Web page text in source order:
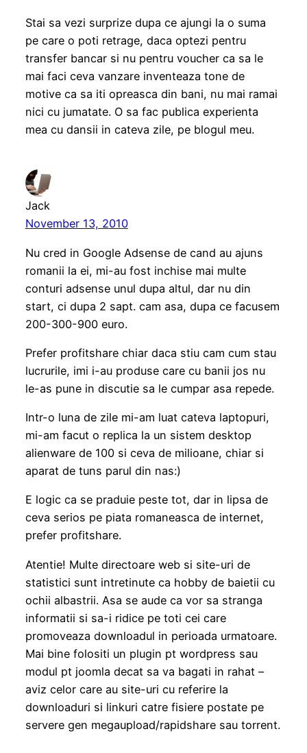
Stai sa vezi surprize dupa ce ajungi la o suma
pe care o poti retrage, daca optezi pentru
transfer bancar si nu pentru voucher ca sa le
mai faci ceva vanzare inventeaza tone de
motive ca sa iti opreasca din bani, nu mai ramai
nici cu jumatate. O sa fac publica experienta
mea cu dansii in cateva zile, pe blogul meu.
Jack
November 13, 2010
Nu cred in Google Adsense de cand au ajuns
romanii la ei, mi-au fost inchise mai multe
conturi adsense unul dupa altul, dar nu din
start, ci dupa 2 sapt. cam asa, dupa ce facusem
200-300-900 euro.
Prefer profitshare chiar daca stiu cam cum stau
lucrurile, imi i-au produse care cu banii jos nu
le-as pune in discutie sa le cumpar asa repede.
Intr-o luna de zile mi-am luat cateva laptopuri,
mi-am facut o replica la un sistem desktop
alienware de 100 si ceva de milioane, chiar si
aparat de tuns parul din nas:)
E logic ca se praduie peste tot, dar in lipsa de
ceva serios pe piata romaneasca de internet,
prefer profitshare.
Atentie! Multe directoare web si site-uri de
statistici sunt intretinute ca hobby de baietii cu
ochii albastrii. Asa se aude ca vor sa stranga
informatii si sa-i ridice pe toti cei care
promoveaza downloadul in perioada urmatoare.
Mai bine folositi un plugin pt wordpress sau
modul pt joomla decat sa va bagati in rahat –
aviz celor care au site-uri cu referire la
downloaduri si linkuri catre fisiere postate pe
servere gen megaupload/rapidshare sau torrent.